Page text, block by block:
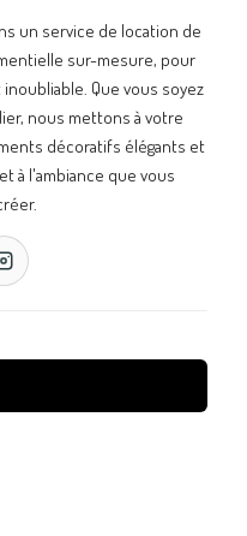
un service de location de
sur-mesure, pour
Que vous soyez
nous mettons à votre
décoratifs élégants et
à l'ambiance que vous